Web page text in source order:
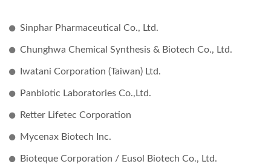
Sinphar Pharmaceutical Co., Ltd.
Chunghwa Chemical Synthesis & Biotech Co., Ltd.
Iwatani Corporation (Taiwan) Ltd.
Panbiotic Laboratories Co.,Ltd.
Retter Lifetec Corporation
Mycenax Biotech Inc.
Bioteque Corporation / Eusol Biotech Co., Ltd.